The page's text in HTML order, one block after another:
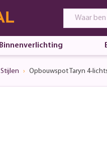
Binnenverlichting
Stijlen Opbouwspot Taryn 4-